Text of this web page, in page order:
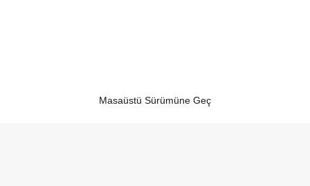
Masaüstü Sürümüne Geç